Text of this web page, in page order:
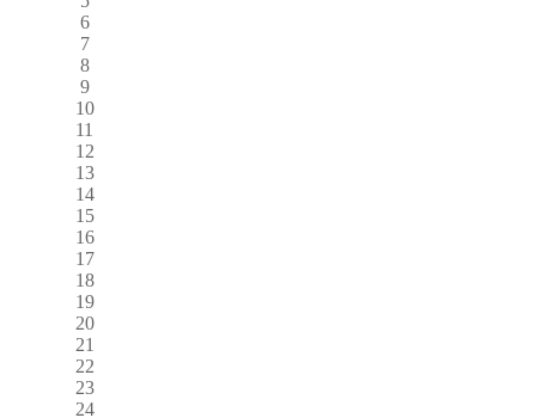
6
7
8
9
10
11
12
13
14
15
16
17
18
19
20
21
22
23
24